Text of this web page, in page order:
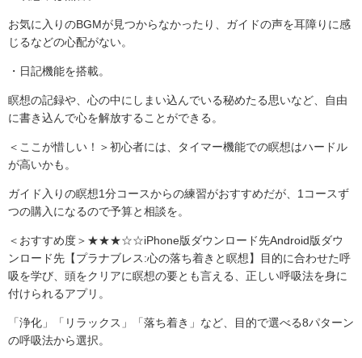
お気に入りのBGMが見つからなかったり、ガイドの声を耳障りに感
じるなどの心配がない。
・日記機能を搭載。
瞑想の記録や、心の中にしまい込んでいる秘めたる思いなど、自由
に書き込んで心を解放することができる。
＜ここが惜しい！＞初心者には、タイマー機能での瞑想はハードル
が高いかも。
ガイド入りの瞑想1分コースからの練習がおすすめだが、1コースず
つの購入になるので予算と相談を。
＜おすすめ度＞★★★☆☆iPhone版ダウンロード先Android版ダウ
ンロード先【プラナブレス:心の落ち着きと瞑想】目的に合わせた呼
吸を学び、頭をクリアに瞑想の要とも言える、正しい呼吸法を身に
付けられるアプリ。
「浄化」「リラックス」「落ち着き」など、目的で選べる8パターン
の呼吸法から選択。